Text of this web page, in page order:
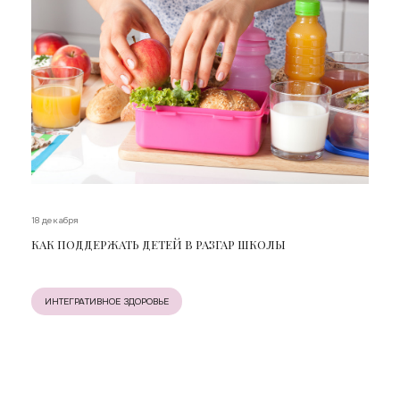
18 декабря
КАК ПОДДЕРЖАТЬ ДЕТЕЙ В РАЗГАР ШКОЛЫ
ИНТЕГРАТИВНОЕ ЗДОРОВЬЕ